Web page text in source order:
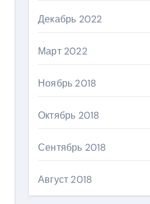
Декабрь 2022
Март 2022
Ноябрь 2018
Октябрь 2018
Сентябрь 2018
Август 2018